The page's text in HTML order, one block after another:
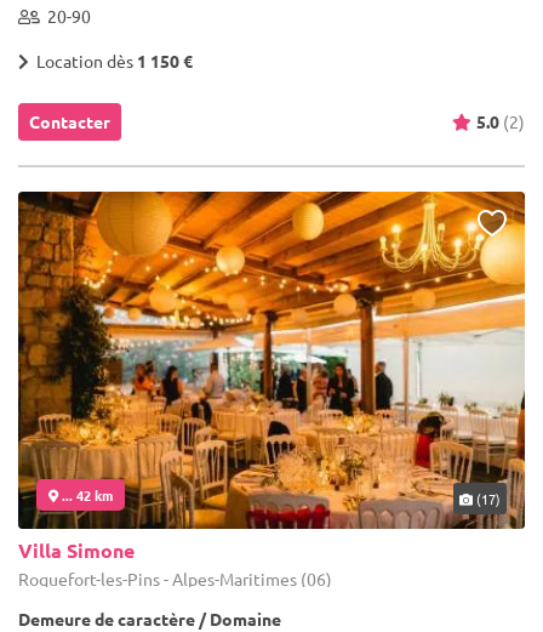
20-90
Location dès 1 150 €
Contacter 5.0 (2)
... 42 km (17)
Villa Simone
Roquefort-les-Pins - Alpes-Maritimes (06)
Demeure de caractère / Domaine